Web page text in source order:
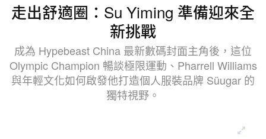
走出舒適圈：Su Yiming 準備迎來全
新挑戰
成為 Hypebeast China 最新數碼封面主角後，這位
Olympic Champion 暢談極限運動、Pharrell Williams
與年輕文化如何啟發他打造個人服裝品牌 Süugar 的
獨特視野。